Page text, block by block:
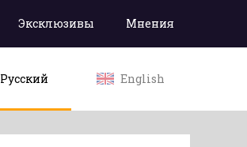
Эксклюзивы Мнения
Русский English